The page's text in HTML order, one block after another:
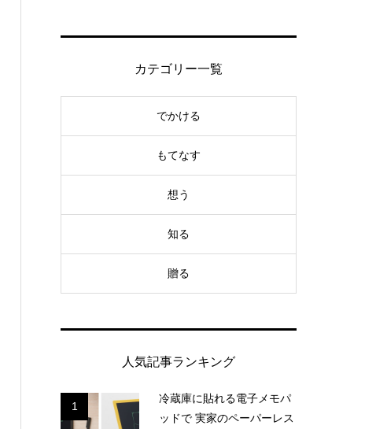
カテゴリー一覧
でかける
もてなす
想う
知る
贈る
人気記事ランキング
1
冷蔵庫に貼れる電子メモパ
ッドで 実家のペーパーレス